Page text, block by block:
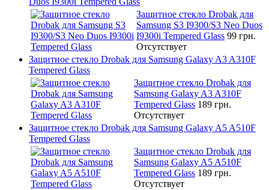
Защитное стекло Drobak для
Samsung S3 I9300/S3 Neo Duos
I9300i Tempered Glass 99 грн.
Отсутствует
Защитное стекло Drobak для Samsung Galaxy A3 A310F
Tempered Glass
Защитное стекло Drobak для
Samsung Galaxy A3 A310F
Tempered Glass 189 грн.
Отсутствует
Защитное стекло Drobak для Samsung Galaxy A5 A510F
Tempered Glass
Защитное стекло Drobak для
Samsung Galaxy A5 A510F
Tempered Glass 189 грн.
Отсутствует